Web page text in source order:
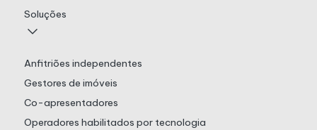
Soluções
Anfitriões independentes
Gestores de imóveis
Co-apresentadores
Operadores habilitados por tecnologia